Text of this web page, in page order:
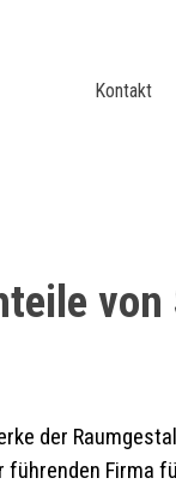
Kontakt
der
Firma